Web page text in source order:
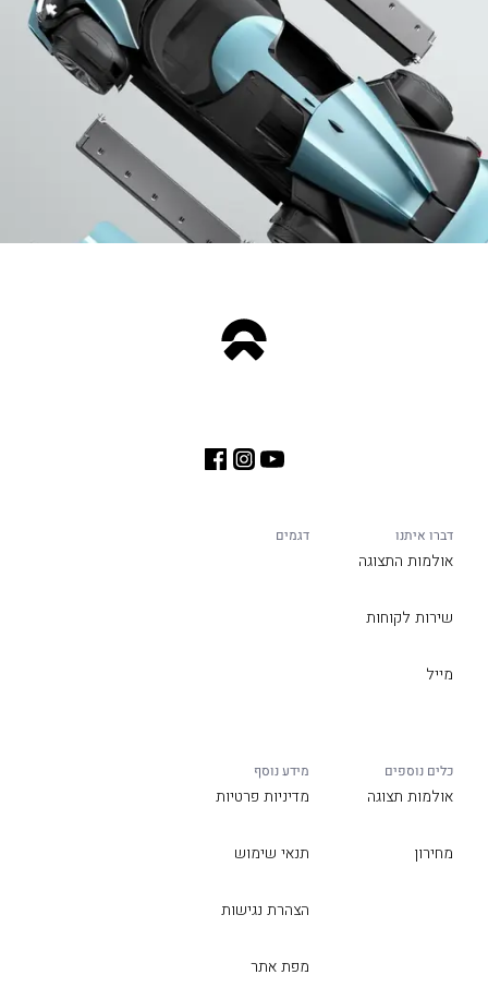
דברו איתנו
אולמות התצוגה
שירות לקוחות
מייל
דגמים
כלים נוספים
אולמות תצוגה
מחירון
מידע נוסף
מדיניות פרטיות
תנאי שימוש
הצהרת נגישות
מפת אתר